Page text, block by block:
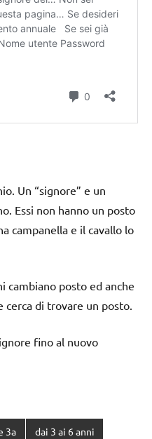
Un “signore” e un
Essi non hanno un posto
campanella e il cavallo lo
cambiano posto ed anche
cerca di trovare un posto.
fino al nuovo
3a dai 3 ai 6 anni